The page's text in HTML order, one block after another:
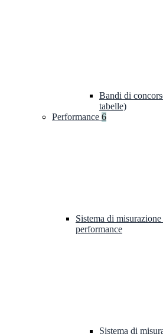
Bandi di
tabelle)
Performance 6
Sistema di
performance
Sistema di